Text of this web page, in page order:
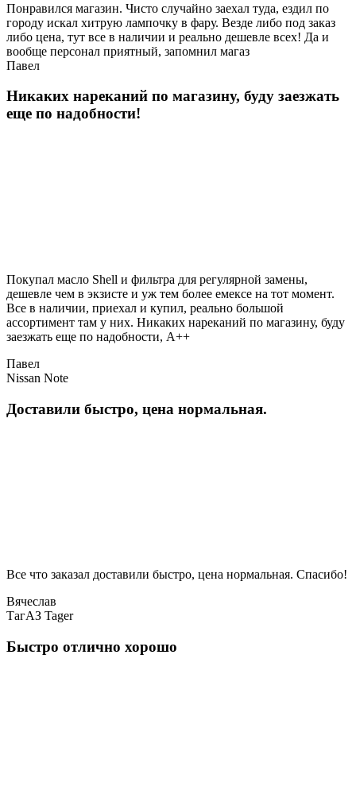
Понравился магазин. Чисто случайно заехал туда, ездил по
городу искал хитрую лампочку в фару. Везде либо под заказ
либо цена, тут все в наличии и реально дешевле всех! Да и
вообще персонал приятный, запомнил магаз
Павел
Никаких нареканий по магазину, буду заезжать
еще по надобности!
Покупал масло Shell и фильтра для регулярной замены,
дешевле чем в экзисте и уж тем более емексе на тот момент.
Все в наличии, приехал и купил, реально большой
ассортимент там у них. Никаких нареканий по магазину, буду
заезжать еще по надобности, A++
Павел
Nissan Note
Доставили быстро, цена нормальная.
Все что заказал доставили быстро, цена нормальная. Спасибо!
Вячеслав
ТагАЗ Tager
Быстро отлично хорошо